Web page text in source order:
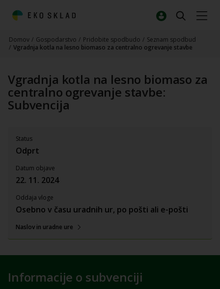
Domov / Gospodarstvo / Pridobite spodbudo / Seznam spodbud
/ Vgradnja kotla na lesno biomaso za centralno ogrevanje stavbe
Vgradnja kotla na lesno biomaso za
centralno ogrevanje stavbe:
Subvencija
Informacije o subvenciji
Status
Odprt
Datum objave
22. 11. 2024
Oddaja vloge
Osebno v času uradnih ur, po pošti ali e-pošti
Naslov in uradne ure